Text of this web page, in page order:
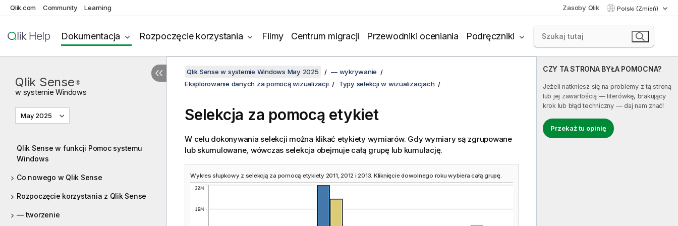
Qlik.com Community Learning Zasoby Qlik Polski (Zmień)
Dokumentacja Rozpoczęcie korzystania Filmy Centrum migracji Przewodniki oceniania Podręczniki
Qlik Sense ®
w systemieWindows
May 2025
Qlik Sense w funkcji Pomoc systemu
Windows
Co nowego w Qlik Sense
Rozpoczęcie korzystania z Qlik Sense
— tworzenie
CZY TA STRONA BYŁA POMOCNA?
Jeżeli natkniesz się na problemy z tą stroną
lub jej zawartością — literówkę, brakujący
krok lub błąd techniczny — daj nam znać!
Przekaż tu opinię
Qlik Sense w systemie Windows May 2025
— wykrywanie
Eksplorowanie danych za pomocą wizualizacji
Typy selekcji w wizualizacjach
Selekcja za pomocą etykiet
W celu dokonywania selekcji można klikać etykiety wymiarów. Gdy wymiary są zgrupowane
lub skumulowane, wówczas selekcja obejmuje całą grupę lub kumulację.
Wykres słupkowy z selekcją za pomocą etykiety 2011, 2012 i 2013. Kliknięcie dowolnego roku wybiera całą grupę.